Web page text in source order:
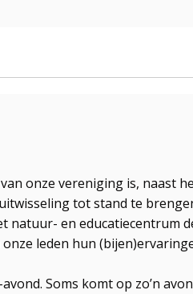
onze vereniging is, naast
tot stand te
natuur- en educatiecentrum
leden hun
Soms komt op zo’n